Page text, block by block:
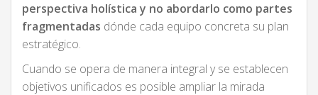
perspectiva holística y no abordarlo como partes
fragmentadas dónde cada equipo concreta su plan
estratégico.
Cuando se opera de manera integral y se establecen
objetivos unificados es posible ampliar la mirada